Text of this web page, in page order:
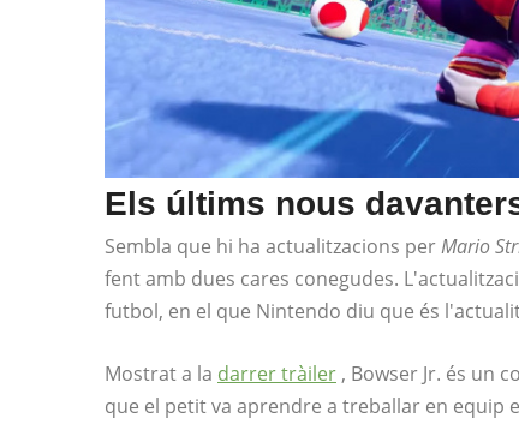
Els últims nous
Sembla que hi ha actualitzacions perMario
fent amb dues cares conegudes.
futbol, ​​en el que Nintendo diu que és
Mostrat a la darrer tràiler , Bowser Jr. és un
que el petit va aprendre a treballar en equip